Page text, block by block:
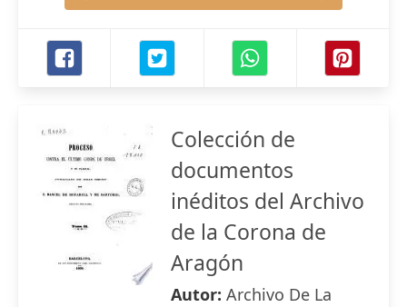
Colección de
documentos
inéditos del Archivo
de la Corona de
Aragón
Autor: Archivo De La